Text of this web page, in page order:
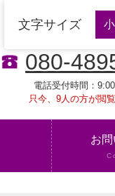
080-
電話受付時間：
只今、9人の方が閲覧
文字サイズ
お